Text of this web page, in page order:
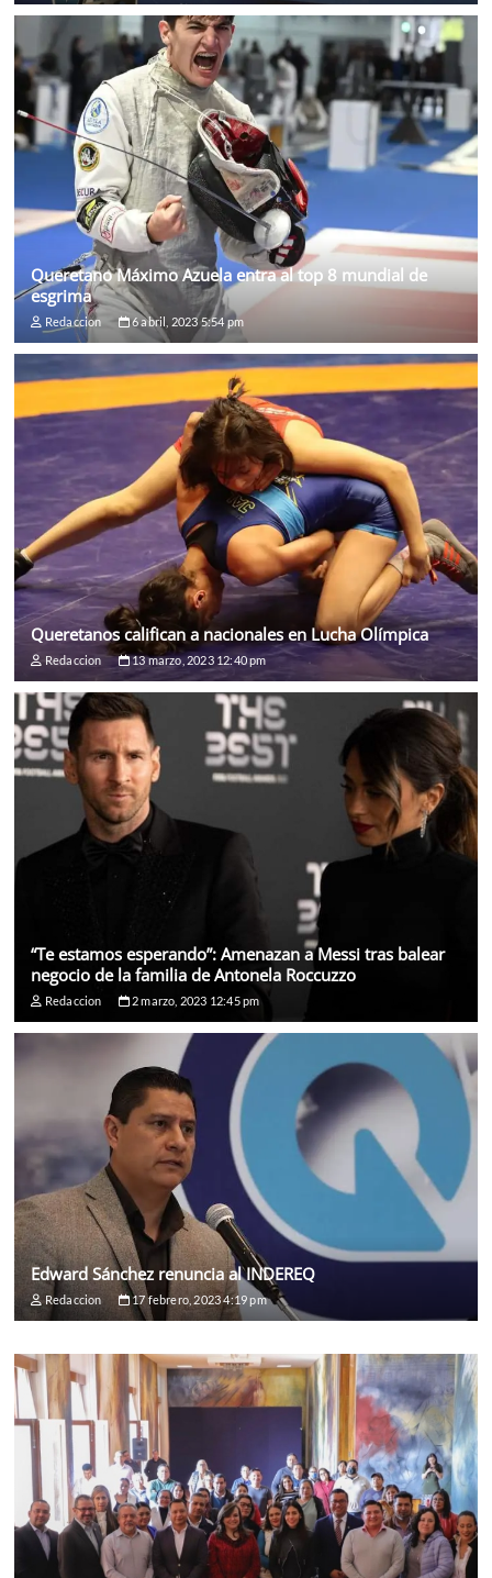
Queretano Máximo Azuela entra al top 8 mundial de
esgrima
Redaccion 6 abril, 2023 5:54 pm
Queretanos califican a nacionales en Lucha Olímpica
Redaccion 13 marzo, 2023 12:40 pm
“Te estamos esperando”: Amenazan a Messi tras balear
negocio de la familia de Antonela Roccuzzo
Redaccion 2 marzo, 2023 12:45 pm
Edward Sánchez renuncia al INDEREQ
Redaccion 17 febrero, 2023 4:19 pm